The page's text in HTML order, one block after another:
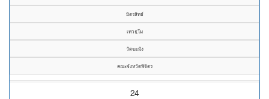
มิตรสิทธ์
เทวธฺโม
วัดฆะมัง
คณะจังหวัดพิจิตร
24